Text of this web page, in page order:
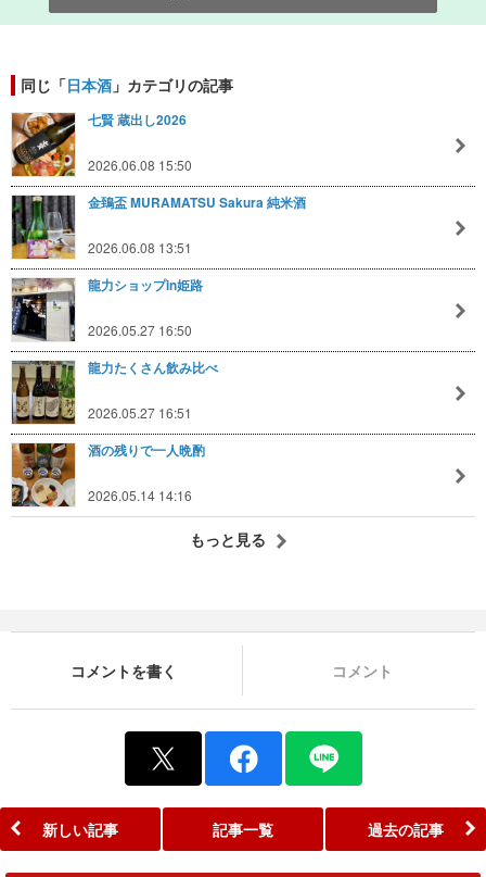
同じ「日本酒 」カテゴリの記事
七賢 蔵出し2026
2026.06.08 15:50
金鵄盃 MURAMATSU Sakura 純米酒
2026.06.08 13:51
龍力ショップin姫路
2026.05.27 16:50
龍力たくさん飲み比べ
2026.05.27 16:51
酒の残りで一人晩酌
2026.05.14 14:16
もっと見る
コメントを書く コメント
新しい記事 記事一覧 過去の記事